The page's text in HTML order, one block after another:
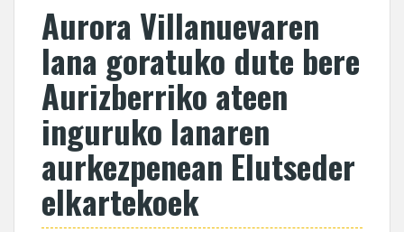
Aurora Villanuevaren
lana goratuko dute bere
Aurizberriko ateen
inguruko lanaren
aurkezpenean Elutseder
elkartekoek